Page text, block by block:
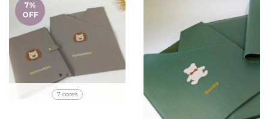
7%
OFF
7 cores